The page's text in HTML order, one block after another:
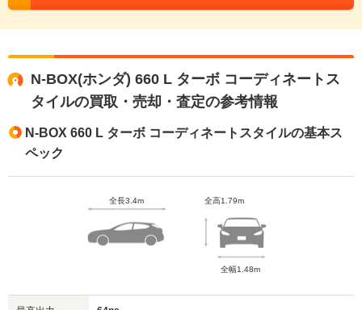
N-BOX(ホンダ) 660 L ターボ コーディネートス
タイルの買取・売却・査定の参考情報
N-BOX 660 L ターボ コーディネートスタイルの基本ス
ペック
全長3.4m 全高1.79m
全幅1.48m